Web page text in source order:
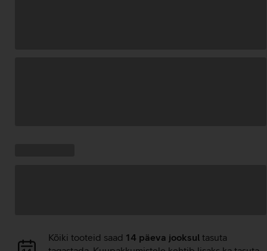
AndmeteKõiki tooteid saad 14 päeva jooksul tasuta